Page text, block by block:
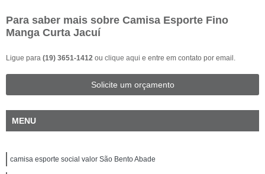
Para saber mais sobre Camisa Esporte Fino
Manga Curta Jacuí
Ligue para (19) 3651-1412 ou clique aqui e entre em contato por email.
Solicite um orçamento
MENU
camisa esporte social valor São Bento Abade